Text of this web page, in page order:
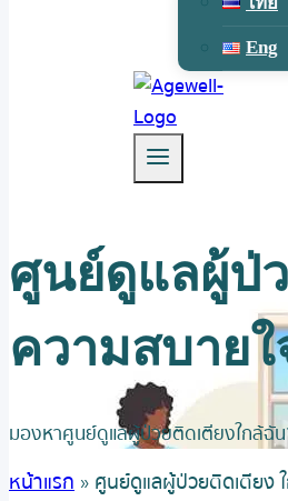
Eng
ศูนย์ดูแลผู้ป่
ความสบาย
มองหาศูนย์ดูแลผู้ป่วยติดเตียงใกล้ฉั
หน้าแรก » ศูนย์ดูแลผู้ป่วยติดเตียง